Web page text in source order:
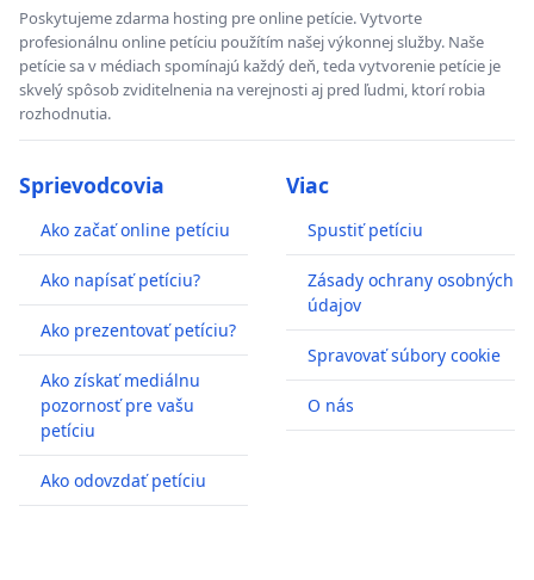
Poskytujeme zdarma hosting pre online petície. Vytvorte
profesionálnu online petíciu použítím našej výkonnej služby. Naše
petície sa v médiach spomínajú každý deň, teda vytvorenie petície je
skvelý spôsob zviditelnenia na verejnosti aj pred ľudmi, ktorí robia
rozhodnutia.
Sprievodcovia
Ako začať online petíciu
Ako napísať petíciu?
Ako prezentovať petíciu?
Ako získať mediálnu
pozornosť pre vašu
petíciu
Ako odovzdať petíciu
Viac
Spustiť petíciu
Zásady ochrany osobných
údajov
Spravovať súbory cookie
O nás